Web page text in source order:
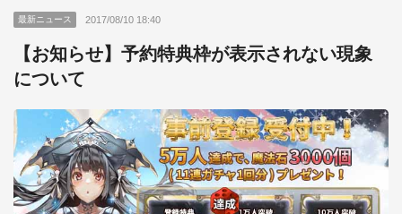
最新ニュース 2017/08/10 18:40
【お知らせ】予約特典枠が表示されない現象
について